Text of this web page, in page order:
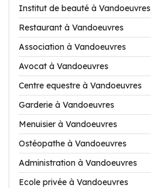
Institut de beauté à Vandoeuvres
Restaurant à Vandoeuvres
Association à Vandoeuvres
Avocat à Vandoeuvres
Centre equestre à Vandoeuvres
Garderie à Vandoeuvres
Menuisier à Vandoeuvres
Ostéopathe à Vandoeuvres
Administration à Vandoeuvres
Ecole privée à Vandoeuvres